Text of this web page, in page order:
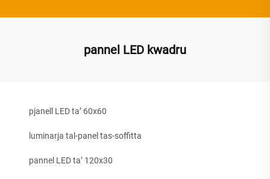
pannel LED kwadru
pjanell LED ta’ 60x60
luminarja tal-panel tas-soffitta
pannel LED ta’ 120x30